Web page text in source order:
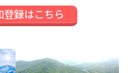
登録はこちら